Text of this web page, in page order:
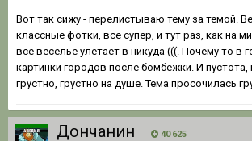
Вот так сижу - перелистываю тему за темой.
классные фотки, все супер, и тут раз, как на
все веселье улетает в никуда (((. Почему то в
картинки городов после бомбежки. И пустота,
грустно, грустно на душе. Тема просочилась
Дончанин 40 625